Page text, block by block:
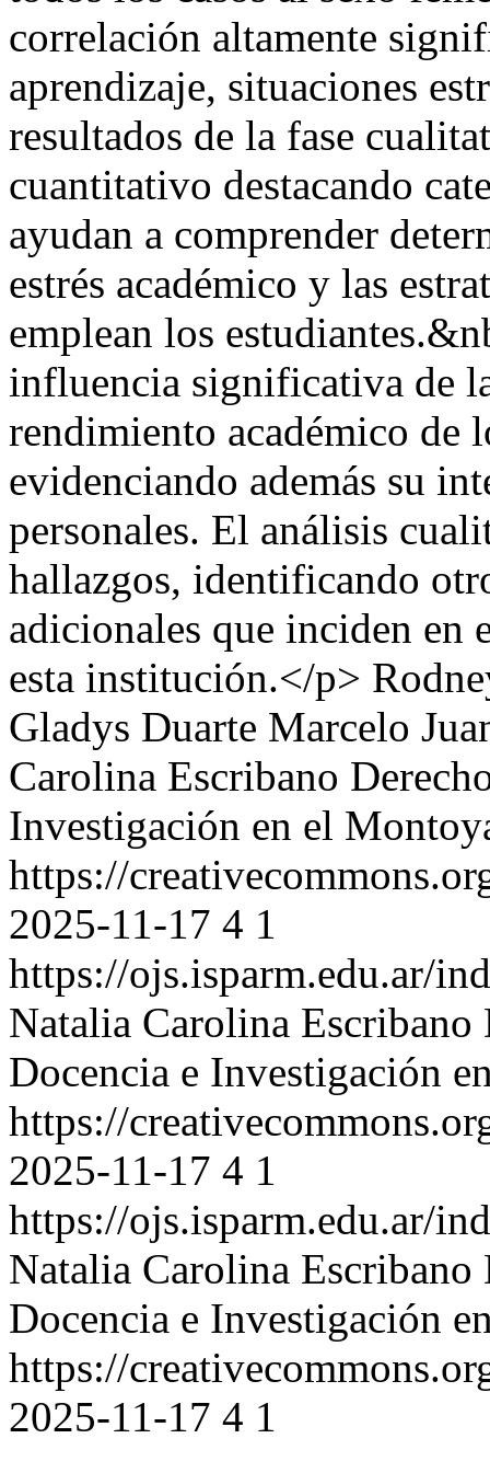
correlación altamente
aprendizaje, situaciones
resultados de la fase
cuantitativo destacando
ayudan a comprender
estrés académico y las
emplean los
influencia significativa de
rendimiento académico de
evidenciando además su
personales. El análisis
hallazgos, identificando
adicionales que inciden en
esta institución.</p>
Gladys Duarte Marcelo
Carolina Escribano
Investigación en el
https://
2025-11-17 4 1
https://ojs.isparm.edu.ar/
Natalia Carolina Escribano
Docencia e Investigación
https://
2025-11-17 4 1
https://ojs.isparm.edu.ar/
Natalia Carolina Escribano
Docencia e Investigación
https://
2025-11-17 4 1